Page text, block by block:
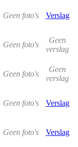
Geen foto's Verslag
Geen foto's
Geen
verslag
Geen foto's
Geen
verslag
Geen foto's Verslag
Geen foto's Verslag